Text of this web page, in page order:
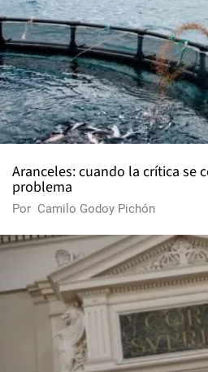
Aranceles: cuando la crítica se
problema
Por Camilo Godoy Pichón